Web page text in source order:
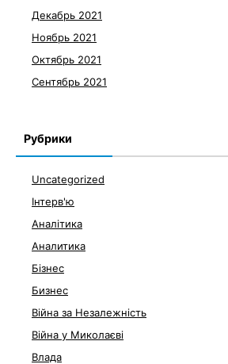
Декабрь 2021
Ноябрь 2021
Октябрь 2021
Сентябрь 2021
Рубрики
Uncategorized
Інтерв'ю
Аналітика
Аналитика
Бізнес
Бизнес
Війна за Незалежність
Війна у Миколаєві
Влада